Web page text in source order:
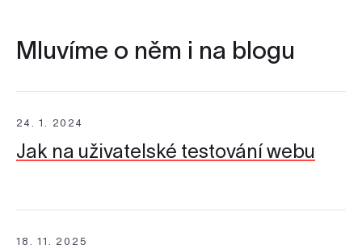
Mluvíme o něm i na blogu
24. 1. 2024
Jak na uživatelské testování webu
18. 11. 2025